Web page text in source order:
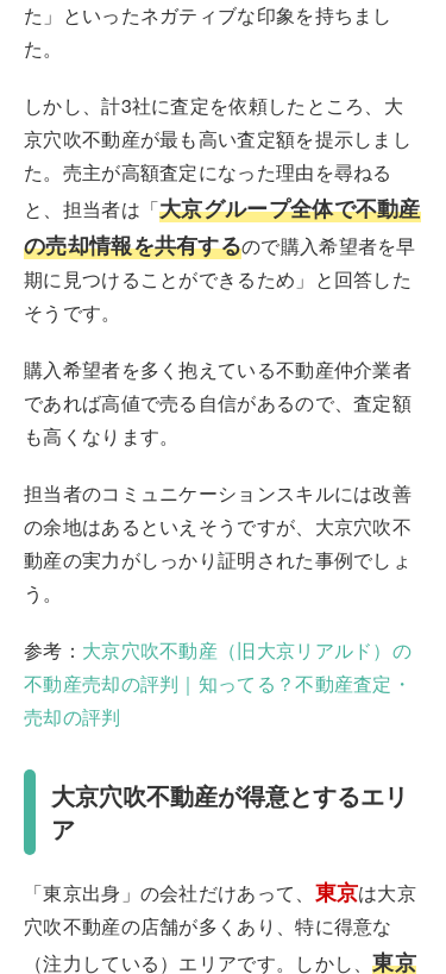
た」といったネガティブな印象を持ちまし
た。
しかし、計3社に査定を依頼したところ、大
京穴吹不動産が最も高い査定額を提示しまし
た。売主が高額査定になった理由を尋ねる
と、担当者は「大京グループ全体で不動産
の売却情報を共有するので購入希望者を早
期に見つけることができるため」と回答した
そうです。
購入希望者を多く抱えている不動産仲介業者
であれば高値で売る自信があるので、査定額
も高くなります。
担当者のコミュニケーションスキルには改善
の余地はあるといえそうですが、大京穴吹不
動産の実力がしっかり証明された事例でしょ
う。
参考： 大京穴吹不動産（旧大京リアルド）の
不動産売却の評判｜知ってる？不動産査定・
売却の評判
大京穴吹不動産が得意とするエリ
ア
「東京出身」の会社だけあって、 東京は大京
穴吹不動産の店舗が多くあり、特に得意な
（注力している）エリアです。しかし、東京